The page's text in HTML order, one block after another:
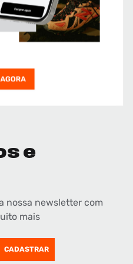
e
nossa newsletter com
mais
CADASTRAR